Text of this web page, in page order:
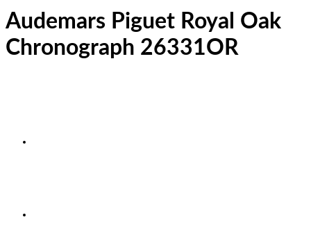
Audemars Piguet Royal Oak
Chronograph 26331OR